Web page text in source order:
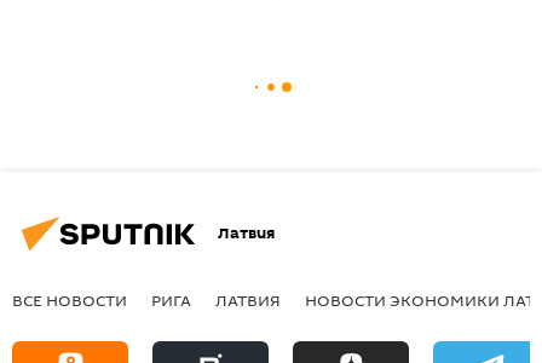
Латвия
ВСЕ НОВОСТИ РИГА ЛАТВИЯ НОВОСТИ ЭКОНОМИКИ